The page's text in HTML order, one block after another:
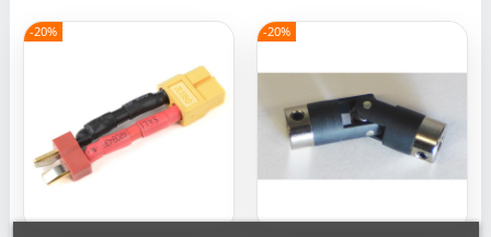
-20% -20%